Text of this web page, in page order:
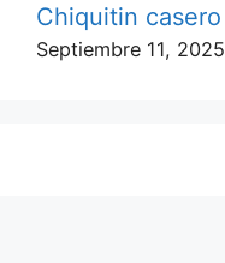
Chiquitin casero
Septiembre 11, 2025